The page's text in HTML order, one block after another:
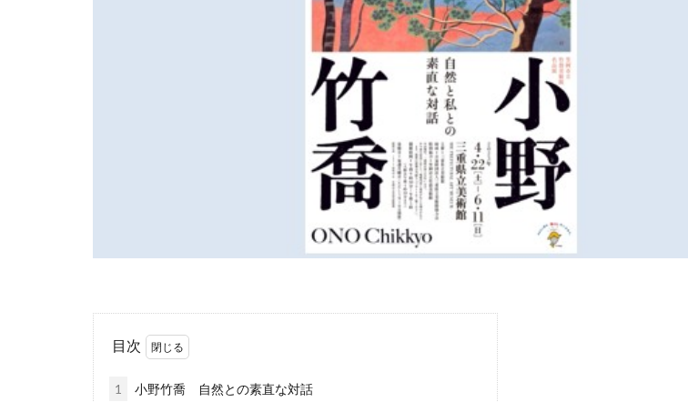
目次
1 小野竹喬 自然との素直な対話